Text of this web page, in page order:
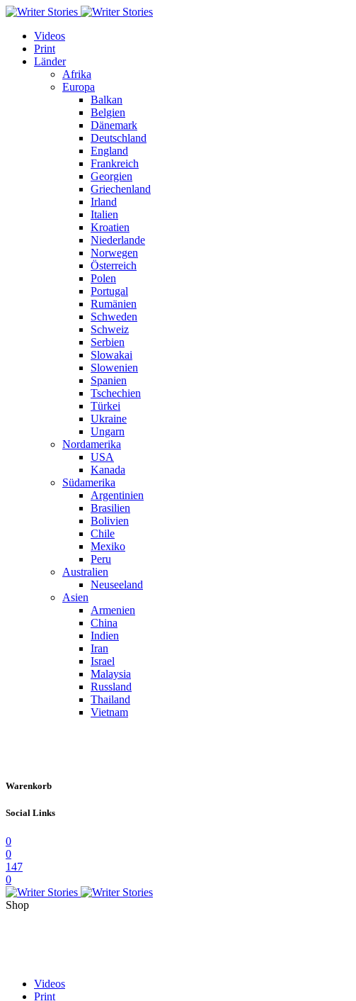
Videos
Print
Länder
Afrika
Europa
Balkan
Belgien
Dänemark
Deutschland
England
Frankreich
Georgien
Griechenland
Irland
Italien
Kroatien
Niederlande
Norwegen
Österreich
Polen
Portugal
Rumänien
Schweden
Schweiz
Serbien
Slowakai
Slowenien
Spanien
Tschechien
Türkei
Ukraine
Ungarn
Nordamerika
USA
Kanada
Südamerika
Argentinien
Brasilien
Bolivien
Chile
Mexiko
Peru
Australien
Neuseeland
Asien
Armenien
China
Indien
Iran
Israel
Malaysia
Russland
Thailand
Vietnam
Warenkorb
Social Links
0
0
147
0
Shop
Videos
Print